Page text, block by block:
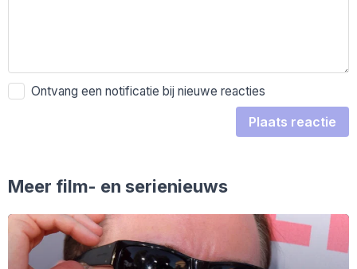
Ontvang een notificatie bij nieuwe reacties
Plaats reactie
Meer film- en serienieuws